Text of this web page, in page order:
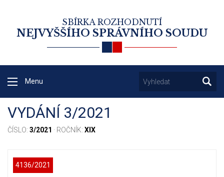
SBÍRKA ROZHODNUTÍ
NEJVYŠŠÍHO SPRÁVNÍHO SOUDU
Menu
VYDÁNÍ 3/2021
ČÍSLO: 3/2021 · ROČNÍK: XIX
4136/2021